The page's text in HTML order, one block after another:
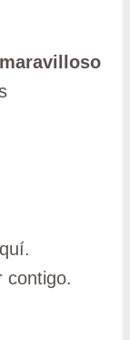
maravilloso
contigo.